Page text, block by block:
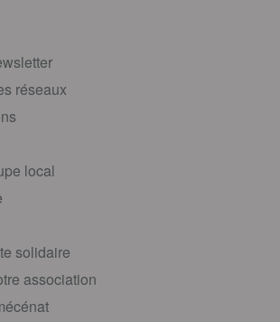
réseaux
local
solidaire
association